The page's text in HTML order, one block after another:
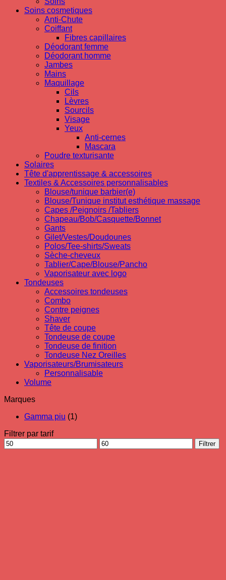
Soins cosmetiques
Anti-Chute
Coiffant
Fibres capillaires
Déodorant femme
Déodorant homme
Jambes
Mains
Maquillage
Cils
Lèvres
Sourcils
Visage
Yeux
Anti-cernes
Mascara
Poudre texturisante
Solaires
Tête d'apprentissage & accessoires
Textiles & Accessoires personnalisables
Blouse/tunique barbier(e)
Blouse/Tunique institut esthétique massage
Capes /Peignoirs /Tabliers
Chapeau/Bob/Casquette/Bonnet
Gants
Gilet/Vestes/Doudounes
Polos/Tee-shirts/Sweats
Sèche-cheveux
Tablier/Cape/Blouse/Pancho
Vaporisateur avec logo
Tondeuses
Accessoires tondeuses
Combo
Contre peignes
Shaver
Tête de coupe
Tondeuse de coupe
Tondeuse de finition
Tondeuse Nez Oreilles
Vaporisateurs/Brumisateurs
Personnalisable
Volume
Marques
Gamma piu (1)
Filtrer par tarif
Prix
min
Prix
max
Filtrer